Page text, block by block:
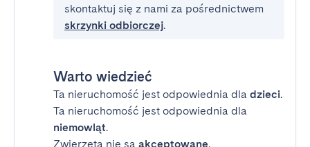
skontaktuj się z nami za pośrednictwem
skrzynki odbiorczej.
Warto wiedzieć
Ta nieruchomość jest odpowiednia dla dzieci.
Ta nieruchomość jest odpowiednia dla
niemowląt.
Zwierzęta nie są akceptowane.